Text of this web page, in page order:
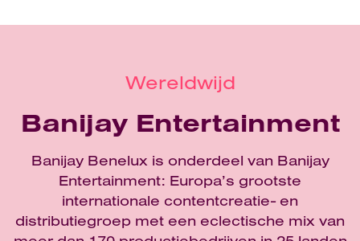
Wereldwijd
Banijay Entertainment
Banijay Benelux is onderdeel van Banijay
Entertainment: Europa’s grootste
internationale contentcreatie- en
distributiegroep met een eclectische mix van